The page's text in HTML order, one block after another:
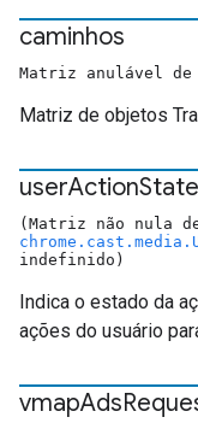
caminhos
Matriz anulável de
Matriz de objetos
userAction
(Matriz não nula
indefinido)
Indica o estado da
ações do usuário
vmapAds